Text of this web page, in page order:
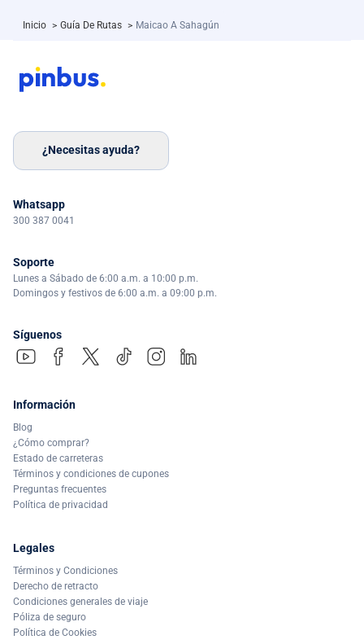
Inicio > Guía De Rutas > Maicao A Sahagún
¿Necesitas ayuda?
Whatsapp
300 387 0041
Soporte
Lunes a Sábado de 6:00 a.m. a 10:00 p.m.
Domingos y festivos de 6:00 a.m. a 09:00 p.m.
Síguenos
Información
Blog
¿Cómo comprar?
Estado de carreteras
Términos y condiciones de cupones
Preguntas frecuentes
Política de privacidad
Legales
Términos y Condiciones
Derecho de retracto
Condiciones generales de viaje
Póliza de seguro
Política de Cookies